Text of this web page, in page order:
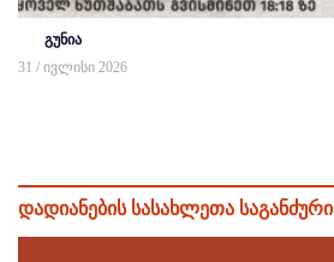
გუნია
31 / ივლისი 2026
დადიანების სასახლეთა საგანძური